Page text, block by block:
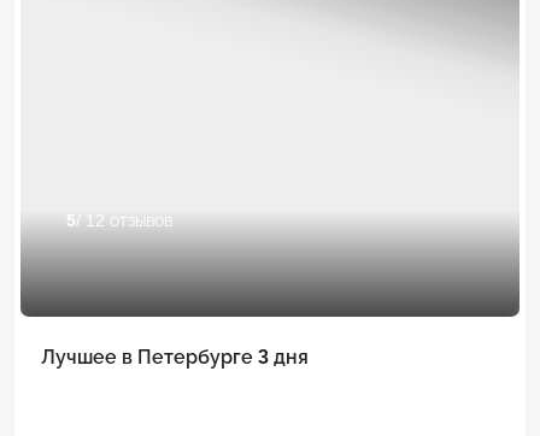
5/ 12 отзывов
Лучшее в Петербурге 3 дня